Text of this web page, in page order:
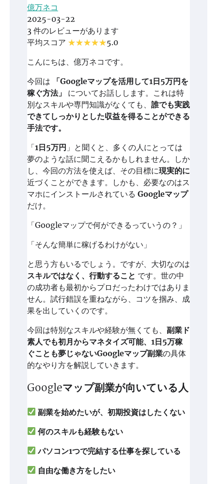
億万ネコ
2025-03-22
3 件のレビューがあります
平均スコア
5.0
こんにちは、億万ネコです。
今回は
「Googleマップを活用して1日5万円を
稼ぐ方法」
についてお話しします。これは特
別なスキルや専門知識がなくても、 誰でも実践
できてしっかりとした収益を得ることができる
手法です。
「1日5万円 」と聞くと、多くの人にとっては
夢のような話に聞こえるかもしれません。しか
し、今回の方法を使えば、その目標に現実的に
近づくことができます。しかも、必要なのはス
マホにインストールされている Googleマップ
だけ。
「Googleマップで何ができるっていうの？」
「そんな簡単に稼げるわけがない」
と思う方もいるでしょう。ですが、大切なのは
スキルではなく、行動すること です。世の中
の成功者も最初からプロだったわけではありま
せん。試行錯誤を重ねながら、コツを掴み、成
果を出していくのです。
今回は特別なスキルや経験が無くても、 副業ド
素人でも初月からマネタイズ可能、1日5万稼
ぐことも夢じゃないGoogleマップ副業の具体
的なやり方を解説していきます。
Googleマップ副業が向いている人
副業を始めたいが、初期投資はしたくない
何のスキルも経験もない
パソコン1つで完結する仕事を探している
自由な働き方をしたい